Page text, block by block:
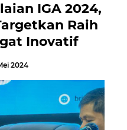
IGA 2024,
Raih
Inovatif
2024